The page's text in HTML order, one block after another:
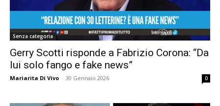
Senza categoria
Gerry Scotti risponde a Fabrizio Corona: “Da
lui solo fango e fake news”
Mariarita Di Vivo - 30 Gennaio 2026 0